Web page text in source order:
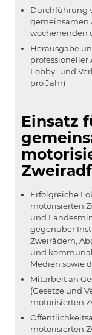
Durchführung
gemeinsamen
wochenenden
Herausgabe
Lobby- und
pro Jahr)
Einsatz
Erfolgreiche
motorisierten
und
gegenüber
Zweirädern,
und
Medien sowie
Mitarbeit an
(Gesetze und
motorisierten
motorisierten